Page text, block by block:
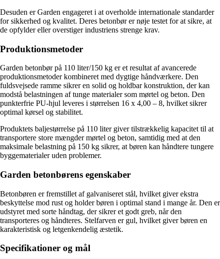
Desuden er Garden engageret i at overholde internationale standarder
for sikkerhed og kvalitet. Deres betonbør er nøje testet for at sikre, at
de opfylder eller overstiger industriens strenge krav.
Produktionsmetoder
Garden betonbør på 110 liter/150 kg er et resultat af avancerede
produktionsmetoder kombineret med dygtige håndværkere. Den
fuldsvejsede ramme sikrer en solid og holdbar konstruktion, der kan
modstå belastningen af tunge materialer som mørtel og beton. Den
punkterfrie PU-hjul leveres i størrelsen 16 x 4,00 – 8, hvilket sikrer
optimal kørsel og stabilitet.
Produktets baljestørrelse på 110 liter giver tilstrækkelig kapacitet til at
transportere store mængder mørtel og beton, samtidig med at den
maksimale belastning på 150 kg sikrer, at børen kan håndtere tungere
byggematerialer uden problemer.
Garden betonbørens egenskaber
Betonbøren er fremstillet af galvaniseret stål, hvilket giver ekstra
beskyttelse mod rust og holder børen i optimal stand i mange år. Den er
udstyret med sorte håndtag, der sikrer et godt greb, når den
transporteres og håndteres. Stelfarven er gul, hvilket giver børen en
karakteristisk og letgenkendelig æstetik.
Specifikationer og mål